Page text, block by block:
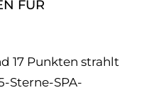
FÜR
17 Punkten strahlt
Sterne-SPA-